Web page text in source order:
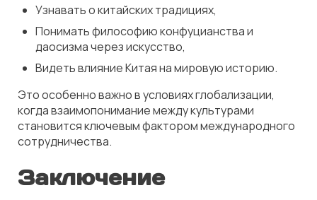
Узнавать о китайских традициях,
Понимать философию конфуцианства и
даосизма через искусство,
Видеть влияние Китая на мировую историю.
Это особенно важно в условиях глобализации,
когда взаимопонимание между культурами
становится ключевым фактором международного
сотрудничества.
Заключение